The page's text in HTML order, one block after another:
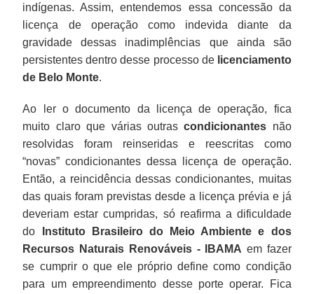
indígenas. Assim, entendemos essa concessão da
licença de operação como indevida diante da
gravidade dessas inadimplências que ainda são
persistentes dentro desse processo de licenciamento
de Belo Monte.
Ao ler o documento da licença de operação, fica
muito claro que várias outrascondicionantes não
resolvidas foram reinseridas e reescritas como
“novas” condicionantes dessa licença de operação.
Então, a reincidência dessas condicionantes, muitas
das quais foram previstas desde a licença prévia e já
deveriam estar cumpridas, só reafirma a dificuldade
do
Instituto Brasileiro do Meio Ambiente e dos
Recursos Naturais Renováveis - IBAMA em fazer
se cumprir o que ele próprio define como condição
para um empreendimento desse porte operar. Fica